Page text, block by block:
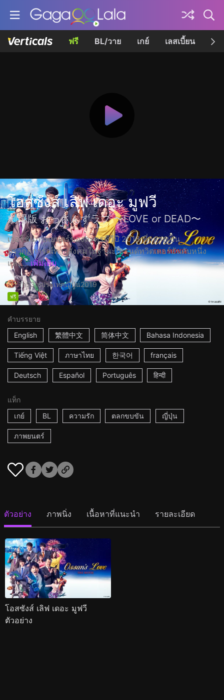
ฟรี BL/วาย เกย์ เลสเบี้ยน เค
โอสซังส์ เลิฟ เดอะ มูฟวี
劇場版 おっさんずラブ 〜LOVE or DEAD〜
เวอร์ชั่นภาพยนตร์ของละครทีวีปี 2018 ที่กลายเป็น
ปรากฏการณ์ทางสังคมในฐานะเทรนด์ทวิตเตอร์อันดับหนึ่ง
และ... เพิ่มเติม
1h53mประเทศญี่ปุ่น2019
ฟรี
คำบรรยาย
English
繁體中文 简体中文 Bahasa Indonesia
Tiếng Việt ภาษาไทย 한국어 français
Deutsch Español Português हिन्दी
แท็ก
เกย์
BL ความรัก ตลกขบขัน ญี่ปุ่น
ภาพยนตร์
ตัวอย่าง ภาพนิ่ง เนื้อหาที่แนะนำ รายละเอียด
โอสซังส์ เลิฟ เดอะ มูฟวี
ตัวอย่าง